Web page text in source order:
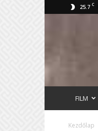
25.7 C
FILM
Kezdőlap